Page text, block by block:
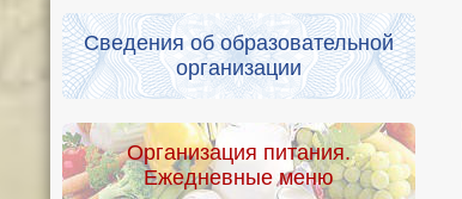
Сведения об образовательной
организации
Организация питания.
Ежедневные меню